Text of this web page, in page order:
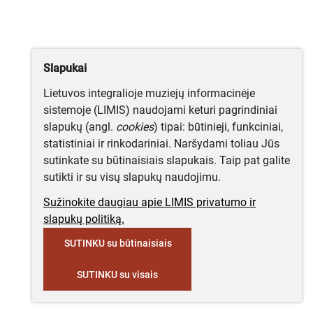
Slapukai
Lietuvos integralioje muziejų informacinėje
sistemoje (LIMIS) naudojami keturi pagrindiniai
slapukų (angl. cookies) tipai: būtinieji, funkciniai,
statistiniai ir rinkodariniai. Naršydami toliau Jūs
sutinkate su būtinaisiais slapukais. Taip pat galite
sutikti ir su visų slapukų naudojimu.
Sužinokite daugiau apie LIMIS privatumo ir
slapukų politiką.
SUTINKU su būtinaisiais
SUTINKU su visais